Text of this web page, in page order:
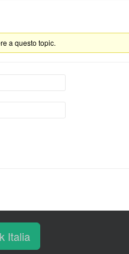
a questo topic.
Italia